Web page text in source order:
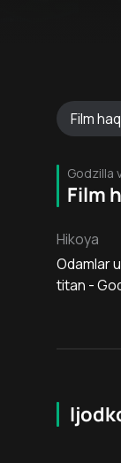
Film
Godzilla
Film
Hikoya
Odamlar
titan -